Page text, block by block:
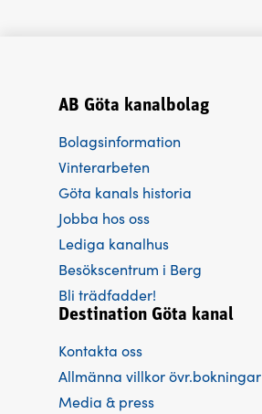
AB Göta kanalbolag
Bolagsinformation
Vinterarbeten
Göta kanals historia
Jobba hos oss
Lediga kanalhus
Besökscentrum i Berg
Bli trädfadder!
Destination Göta kanal
Kontakta oss
Allmänna villkor övr.bokningar
Media & press